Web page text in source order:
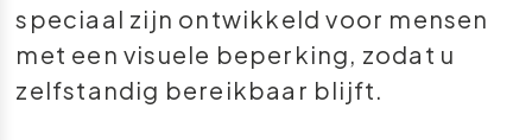
speciaal zijn ontwikkeld voor mensen
met een visuele beperking, zodat u
zelfstandig bereikbaar blijft.